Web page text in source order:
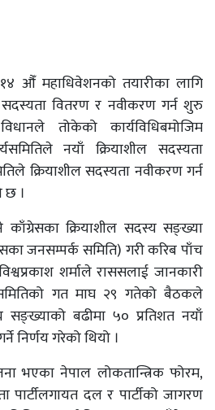
१४ औँ महाधिवेशनको तयारीका लागि
वितरण र नवीकरण गर्न शुरु
तोकेको कार्यविधिबमोजिम
नयाँ क्रियाशील सदस्यता
क्रियाशील सदस्यता नवीकरण गर्न
छ ।
काँग्रेसका क्रियाशील सदस्य सङ्ख्या
जनसम्पर्क समिति) गरी करिब पाँच
शर्माले राससलाई जानकारी
गत माघ २९ गतेको बैठकले
सङ्ख्याको बढीमा ५० प्रतिशत नयाँ
निर्णय गरेको थियो ।
भएका नेपाल लोकतान्त्रिक फोरम,
दल र पार्टीको जागरण